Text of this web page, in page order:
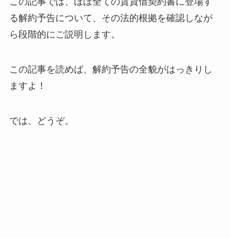
る解約予告について、その法的根拠を確認しなが
ら段階的にご説明します。
この記事を読めば、解約予告の全貌がはっきりし
ますよ！
では、どうぞ。